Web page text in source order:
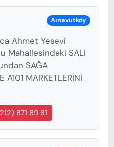
Arnavutköy
Ahmet Yesevi
Mahallesindeki SALI
SAĞA
MARKETLERİNİ
871 89 81